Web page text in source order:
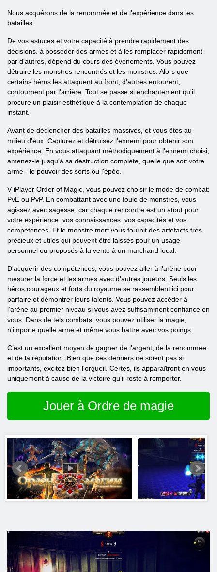
Nous acquérons de la renommée et de l'expérience dans les
batailles
De vos astuces et votre capacité à prendre rapidement des
décisions, à posséder des armes et à les remplacer rapidement
par d'autres, dépend du cours des événements. Vous pouvez
détruire les monstres rencontrés et les monstres. Alors que
certains héros les attaquent au front, d’autres entourent,
contournent par l’arrière. Tout se passe si enchantement qu'il
procure un plaisir esthétique à la contemplation de chaque
instant.
Avant de déclencher des batailles massives, et vous êtes au
milieu d'eux. Capturez et détruisez l'ennemi pour obtenir son
expérience. En vous attaquant méthodiquement à l'ennemi choisi,
amenez-le jusqu'à sa destruction complète, quelle que soit votre
arme - le pouvoir des sorts ou l'épée.
V iPlayer Order of Magic, vous pouvez choisir le mode de combat:
PvE ou PvP. En combattant avec une foule de monstres, vous
agissez avec sagesse, car chaque rencontre est un atout pour
votre expérience, vos connaissances, vos capacités et vos
compétences. Et le monstre mort vous fournit des artefacts très
précieux et utiles qui peuvent être laissés pour un usage
personnel ou proposés à la vente à un marchand local.
D'acquérir des compétences, vous pouvez aller à l'arène pour
mesurer la force et les armes avec d'autres joueurs. Seuls les
héros courageux et forts du royaume se rassemblent ici pour
parfaire et démontrer leurs talents. Vous pouvez accéder à
l’arène au premier niveau si vous avez suffisamment confiance en
vous. Dans de tels combats, vous pouvez utiliser la magie,
n'importe quelle arme et même vous battre avec vos poings.
C’est un excellent moyen de gagner de l’argent, de la renommée
et de la réputation. Bien que ces derniers ne soient pas si
importants, excitez bien l'orgueil. Certes, ils apparaîtront en vous
uniquement à cause de la victoire qu'il reste à remporter.
Jouer à Ordre de magie